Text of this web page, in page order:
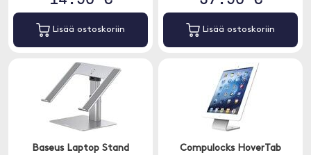
Lisää ostoskoriin Lisää ostoskoriin
Baseus Laptop Stand
Compulocks HoverTab